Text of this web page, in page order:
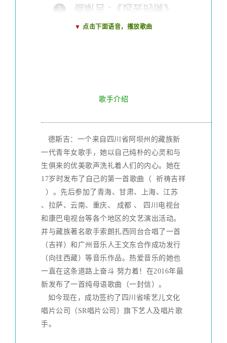
▼ 点击下面语音，播放歌曲
歌手介绍
德斯吉：一个来自四川省阿坝州的藏族新
一代青年女歌手，她以自己纯朴的心灵和与
生俱来的优美歌声洗礼着人们的内心。她在
17岁时发布了自己的第一首歌曲（ 祈祷吉祥
）。先后参加了青海、甘肃、上海、江苏
、拉萨、云南、重庆、 成都 、 四川电视台
和康巴电视台等各个地区的文艺演出活动。
并与藏族著名歌手索朗扎西同台合唱了一首
（吉祥）和广州音乐人王文东合作成功发行
（向往西藏）等音乐作品。热爱音乐的她也
一直在这条道路上奋斗 努力着！在2016年最
新发布了一首纯母语歌曲（一封信）。
如今现在，成功签约了四川省嗦艺儿文化
唱片公司（SR唱片公司）旗下艺人及唱片歌
手。